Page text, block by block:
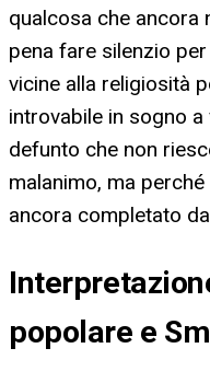
qualcosa che ancora
pena fare silenzio
vicine alla religiosità
introvabile in sogno
defunto che non
malanimo, ma
ancora completato
popolare e